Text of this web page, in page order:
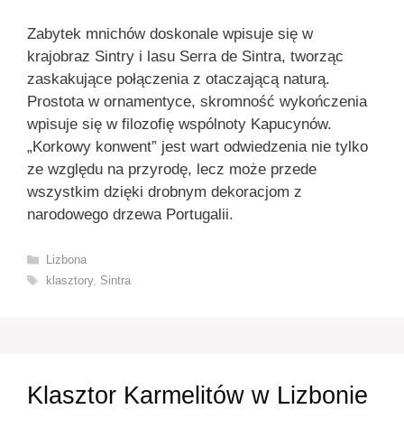
Zabytek mnichów doskonale wpisuje się w
krajobraz Sintry i lasu Serra de Sintra, tworząc
zaskakujące połączenia z otaczającą naturą.
Prostota w ornamentyce, skromność wykończenia
wpisuje się w filozofię wspólnoty Kapucynów.
„Korkowy konwent” jest wart odwiedzenia nie tylko
ze względu na przyrodę, lecz może przede
wszystkim dzięki drobnym dekoracjom z
narodowego drzewa Portugalii.
Kategorie
Lizbona
Tagi
klasztory, Sintra
Klasztor Karmelitów w Lizbonie